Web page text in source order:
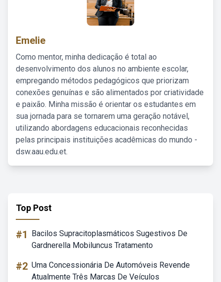
Emelie
Como mentor, minha dedicação é total ao
desenvolvimento dos alunos no ambiente escolar,
empregando métodos pedagógicos que priorizam
conexões genuínas e são alimentados por criatividade
e paixão. Minha missão é orientar os estudantes em
sua jornada para se tornarem uma geração notável,
utilizando abordagens educacionais reconhecidas
pelas principais instituições acadêmicas do mundo -
dsw.aau.edu.et.
Top Post
#1
Bacilos Supracitoplasmáticos Sugestivos De
Gardnerella Mobiluncus Tratamento
#2 Uma Concessionária De Automóveis Revende
Atualmente Três Marcas De Veículos